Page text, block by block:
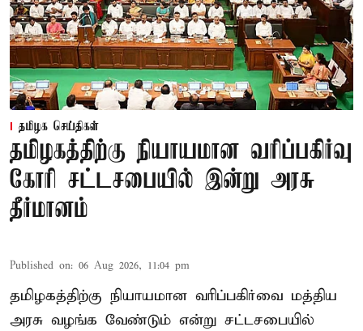
தமிழக செய்திகள்
தமிழகத்திற்கு நியாயமான வரிப்பகிர்வு
கோரி சட்டசபையில் இன்று அரசு
தீர்மானம்
Published on: 06 Aug 2026, 11:04 pm
தமிழகத்திற்கு நியாயமான வரிப்பகிர்வை மத்திய
அரசு வழங்க வேண்டும் என்று சட்டசபையில்